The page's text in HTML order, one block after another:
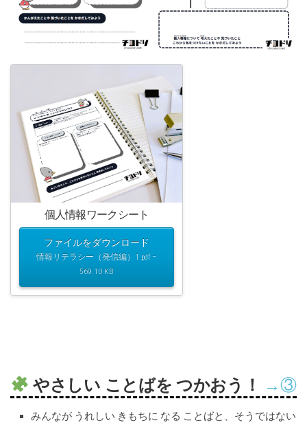
個人情報ワークシート
ファイルをダウンロード
情報リテラシー（発信編）1.pdf –
569.10 KB
やさしい ことばを つかおう！ →③
みんなが うれしい きもちに なる ことばと、そうではない